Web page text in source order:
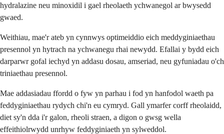
hydralazine neu minoxidil i gael rheolaeth ychwanegol ar bwysedd
gwaed.
Weithiau, mae'r ateb yn cynnwys optimeiddio eich meddyginiaethau
presennol yn hytrach na ychwanegu rhai newydd. Efallai y bydd eich
darparwr gofal iechyd yn addasu dosau, amseriad, neu gyfuniadau o'ch
triniaethau presennol.
Mae addasiadau ffordd o fyw yn parhau i fod yn hanfodol waeth pa
feddyginiaethau rydych chi'n eu cymryd. Gall ymarfer corff rheolaidd,
diet sy'n dda i'r galon, rheoli straen, a digon o gwsg wella
effeithiolrwydd unrhyw feddyginiaeth yn sylweddol.